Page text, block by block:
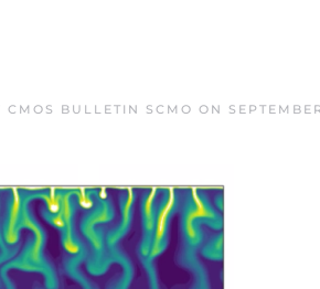
CMOS BULLETIN SCMO ON